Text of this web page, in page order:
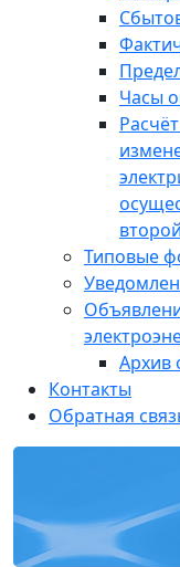
Часы
Типовые
Архив
Контакты
Обратная